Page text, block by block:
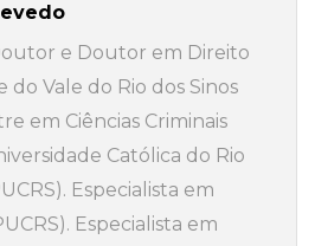
e Doutor em Direito
do Vale do Rio dos Sinos
em Ciências Criminais
Católica do Rio
Especialista em
Especialista em